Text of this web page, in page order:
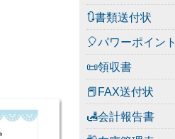
🔃書類送付状
🎈パワーポイント
📜領収書
📕FAX送付状
🛃会計報告書